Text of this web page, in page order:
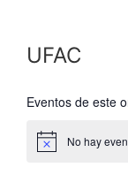
UFAC
Eventos de este
Aviso No hay